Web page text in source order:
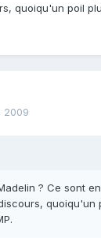
quoiqu'un poil
2009
? Ce sont
quoiqu'un